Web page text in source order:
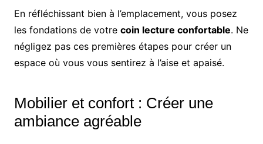
En réfléchissant bien à l’emplacement, vous posez
les fondations de votre coin lecture confortable. Ne
négligez pas ces premières étapes pour créer un
espace où vous vous sentirez à l’aise et apaisé.
Mobilier et confort : Créer une
ambiance agréable